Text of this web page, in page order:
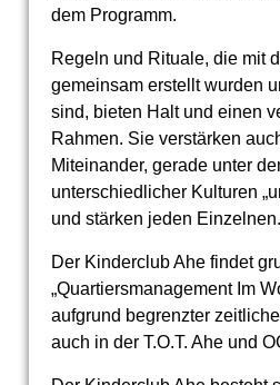
dem Programm.
Regeln und Rituale, die mit
gemeinsam erstellt wurden
sind, bieten Halt und einen
Rahmen. Sie verstärken
Miteinander, gerade unter
unterschiedlicher Kulturen
und stärken jeden Einzelnen.
Der Kinderclub Ahe findet
„Quartiersmanagement Im
aufgrund begrenzter
auch in der T.O.T. Ahe und